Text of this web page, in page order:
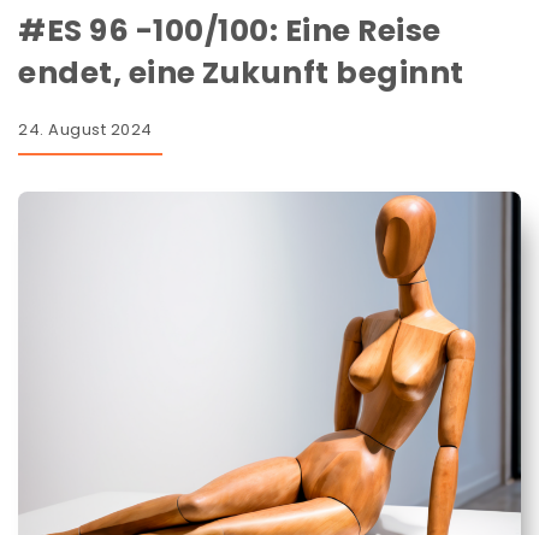
#ES 96 -100/100: Eine Reise
endet, eine Zukunft beginnt
24. August 2024